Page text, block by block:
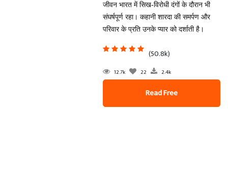
जीवन भारत में सिख-विरोधी दंगों के दौरान भी
संघर्षपूर्ण रहा। कहानी शारदा की समर्पण और
परिवार के प्रति उनके प्यार को दर्शाती है।
(50.8k)
12.7k 22 2.4k
Read Free